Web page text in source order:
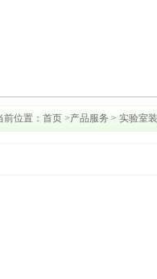
前位置：首页 >产品服务 > 实验室